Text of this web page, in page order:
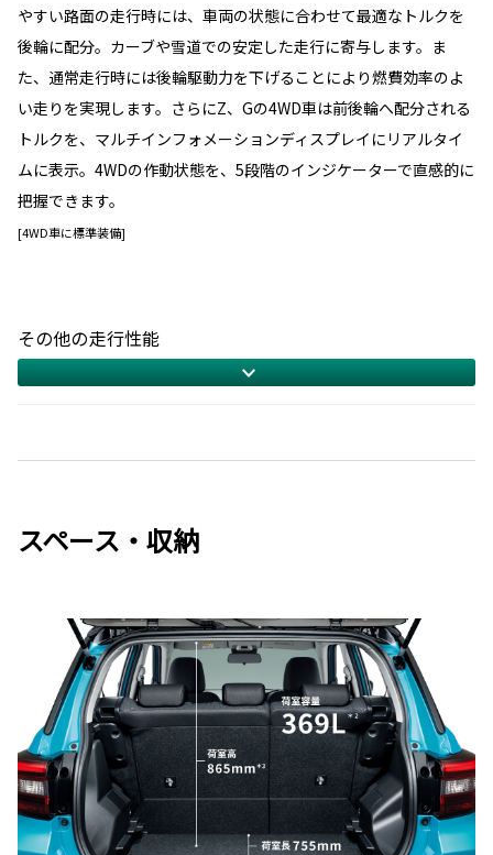
やすい路面の走行時には、車両の状態に合わせて最適なトルクを
後輪に配分。カーブや雪道での安定した走行に寄与します。ま
た、通常走行時には後輪駆動力を下げることにより燃費効率のよ
い走りを実現します。さらにZ、Gの4WD車は前後輪へ配分される
トルクを、マルチインフォメーションディスプレイにリアルタイ
ムに表示。4WDの作動状態を、5段階のインジケーターで直感的に
把握できます。
[4WD車に標準装備]
その他の走行性能
スペース・収納